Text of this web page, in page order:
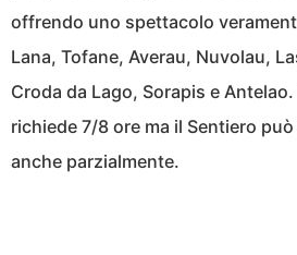
offrendo uno spettacolo
Lana, Tofane, Averau, Nuvolau,
Croda da Lago, Sorapis e
richiede 7/8 ore ma il Sentiero
anche parzialmente.